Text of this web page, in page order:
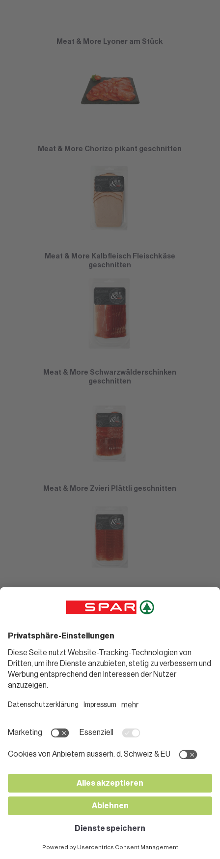
Meat & More Lyoner am Stück
Meat & More Chorizo pikant geschnitten
Meat & More Kalbfleisch Fleischkäse
geschnitten
Meat & More Schwarzwälderschinken
geschnitten
Meat & More Zvieri Plättli geschnitten
Meat & More Geflügelwienerli
Meat & More Mettwurst